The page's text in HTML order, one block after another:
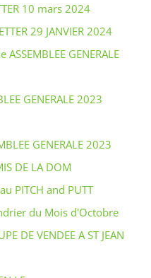
10 mars 2024
29 JANVIER 2024
ASSEMBLEE GENERALE
GENERALE 2023
GENERALE 2023
DE LA DOM
PITCH and PUTT
du Mois d'Octobre
DE VENDEE A ST JEAN